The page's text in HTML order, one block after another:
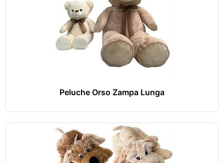
Peluche Orso Zampa Lunga